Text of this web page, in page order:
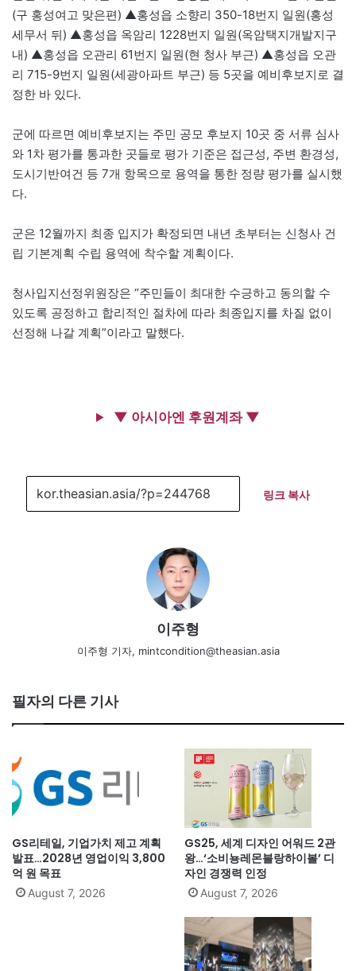
(구 홍성여고 맞은편) ▲홍성읍 소향리 350-18번지 일원(홍성
세무서 뒤) ▲홍성읍 옥암리 1228번지 일원(옥암택지개발지구
내) ▲홍성읍 오관리 61번지 일원(현 청사 부근) ▲홍성읍 오관
리 715-9번지 일원(세광아파트 부근) 등 5곳을 예비후보지로 결
정한 바 있다.
군에 따르면 예비후보지는 주민 공모 후보지 10곳 중 서류 심사
와 1차 평가를 통과한 곳들로 평가 기준은 접근성, 주변 환경성,
도시기반여건 등 7개 항목으로 용역을 통한 정량 평가를 실시했
다.
군은 12월까지 최종 입지가 확정되면 내년 초부터는 신청사 건
립 기본계획 수립 용역에 착수할 계획이다.
청사입지선정위원장은 “주민들이 최대한 수긍하고 동의할 수
있도록 공정하고 합리적인 절차에 따라 최종입지를 차질 없이
선정해 나갈 계획”이라고 말했다.
▼ 아시아엔 후원계좌 ▼
링크 복사
이주형
이주형 기자, mintcondition@theasian.asia
필자의 다른 기사
GS리테일, 기업가치 제고 계획
발표…2028년 영업이익 3,800
억 원 목표
August 7, 2026
GS25, 세계 디자인 어워드 2관
왕…‘소비뇽레몬블랑하이볼’ 디
자인 경쟁력 인정
August 7, 2026